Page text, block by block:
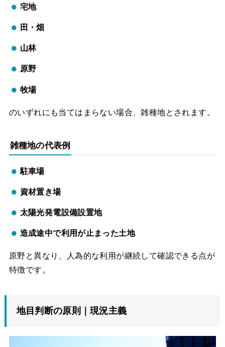
宅地
田・畑
山林
原野
牧場
のいずれにも当てはまらない場合、雑種地とされます。
雑種地の代表例
駐車場
資材置き場
太陽光発電設備設置地
造成途中で利用が止まった土地
原野と異なり、人為的な利用が継続して確認できる点が
特徴です。
地目判断の原則｜現況主義